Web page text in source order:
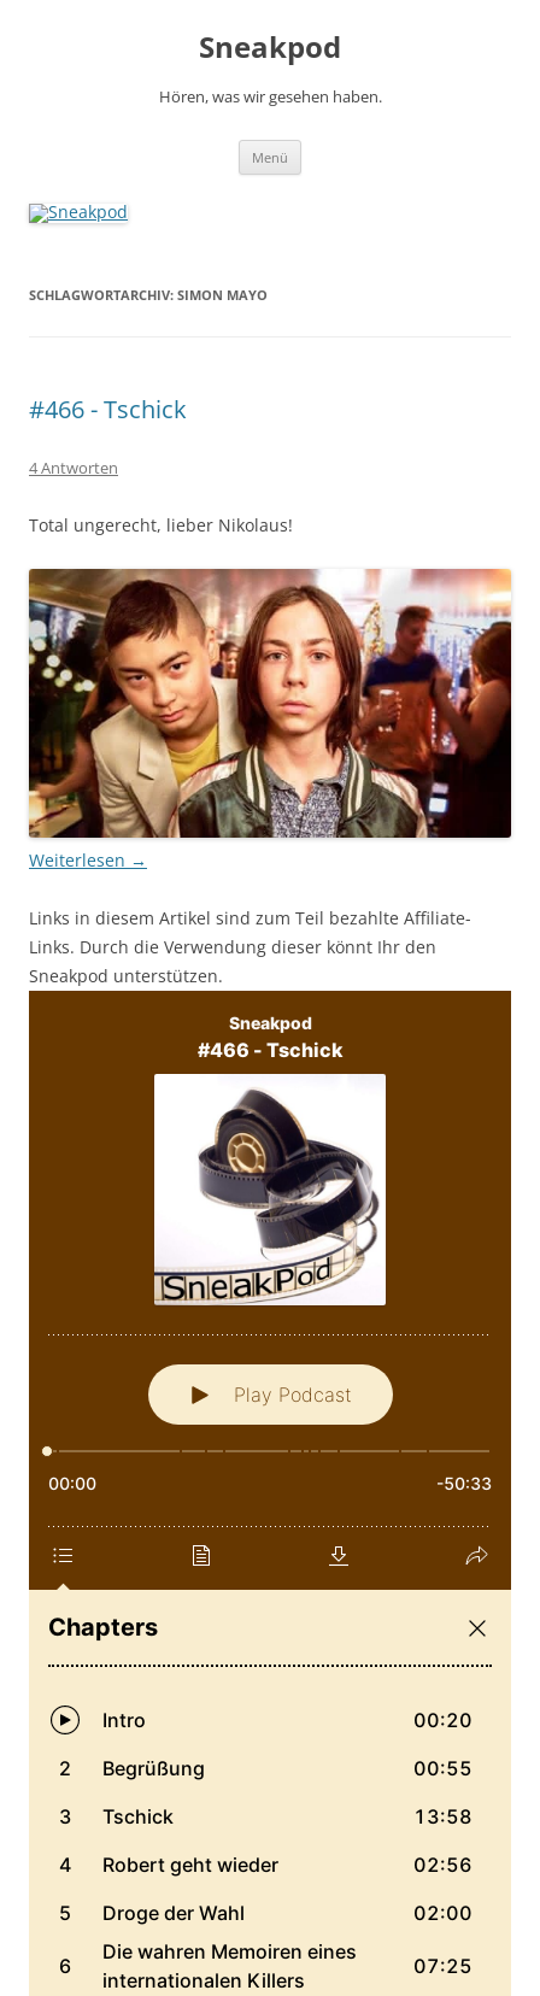
Sneakpod
Hören, was wir gesehen haben.
Menü
SCHLAGWORTARCHIV: SIMON MAYO
#466 - Tschick
4 Antworten
Total ungerecht, lieber Nikolaus!
Weiterlesen →
Links in diesem Artikel sind zum Teil bezahlte Affiliate-
Links. Durch die Verwendung dieser könnt Ihr den
Sneakpod unterstützen.